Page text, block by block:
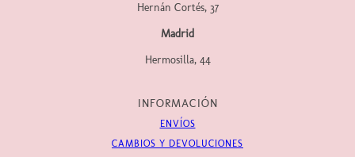
Hernán Cortés, 37
Madrid
Hermosilla, 44
INFORMACIÓN
ENVÍOS
CAMBIOS Y DEVOLUCIONES